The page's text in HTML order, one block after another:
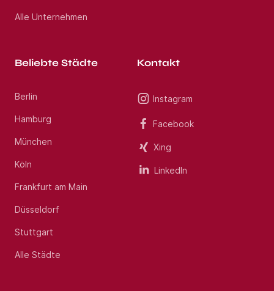
Alle Unternehmen
Beliebte Städte
Berlin
Hamburg
München
Köln
Frankfurt am Main
Düsseldorf
Stuttgart
Alle Städte
Kontakt
Instagram
Facebook
Xing
LinkedIn